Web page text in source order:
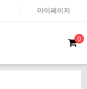
마이페이지
0